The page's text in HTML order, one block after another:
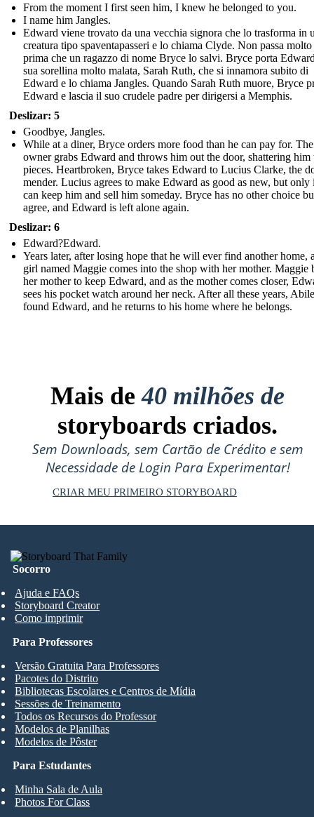
From the moment I first seen him, I knew he belonged to you.
I name him Jangles.
Edward viene trovato da una vecchia signora che lo trasforma in
creatura tipo spaventapasseri e lo chiama Clyde. Non passa
prima che un ragazzo di nome Bryce lo salvi. Bryce porta
sua sorellina molto malata, Sarah Ruth, che si innamora subito di
Edward e lo chiama Jangles. Quando Sarah Ruth muore, Bryce
Edward e lascia il suo crudele padre per dirigersi a Memphis.
Deslizar: 5
Goodbye, Jangles.
While at a diner, Bryce orders more food than he can pay for. The
owner grabs Edward and throws him out the door, shattering him
pieces. Heartbroken, Bryce takes Edward to Lucius Clarke, the
mender. Lucius agrees to make Edward as good as new, but only
can keep him and sell him someday. Bryce has no other choice
agree, and Edward is left alone again.
Deslizar: 6
Edward?Edward.
Years later, after losing hope that he will ever find another home,
girl named Maggie comes into the shop with her mother. Maggie
her mother to keep Edward, and as the mother comes closer,
sees his pocket watch around her neck. After all these years,
found Edward, and he returns to his home where he belongs.
Mais de40 milhões de
storyboards criados.
Sem Downloads, sem Cartão de Crédito e sem
Necessidade de Login Para Experimentar!
CRIAR MEU PRIMEIRO STORYBOARD
Socorro
Ajuda e FAQs
Storyboard Creator
Como imprimir
Para Estudantes
Minha Sala de Aula
Photos For Class
Para Professores
Versão Gratuita Para Professores
Pacotes do Distrito
Bibliotecas Escolares e Centros de Mídia
Sessões de Treinamento
Todos os Recursos do Professor
Modelos de Planilhas
Modelos de Pôster